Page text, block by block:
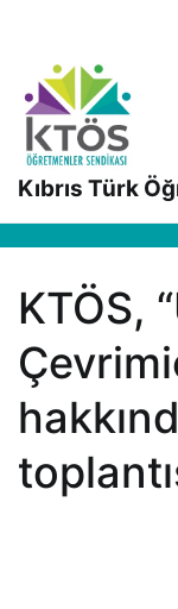
Kıbrıs Türk
KTÖS,